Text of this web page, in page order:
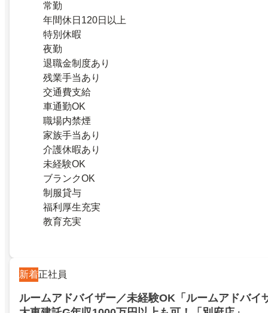
常勤
年間休日120日以上
特別休暇
夜勤
退職金制度あり
残業手当あり
交通費支給
車通勤OK
職場内禁煙
家族手当あり
介護休暇あり
未経験OK
ブランクOK
制服貸与
福利厚生充実
教育充実
新着正社員
ルームアドバイザー／未経験OK「ルームアドバイ